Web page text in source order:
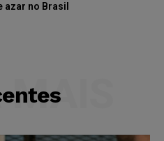
azar no Brasil
MAIS